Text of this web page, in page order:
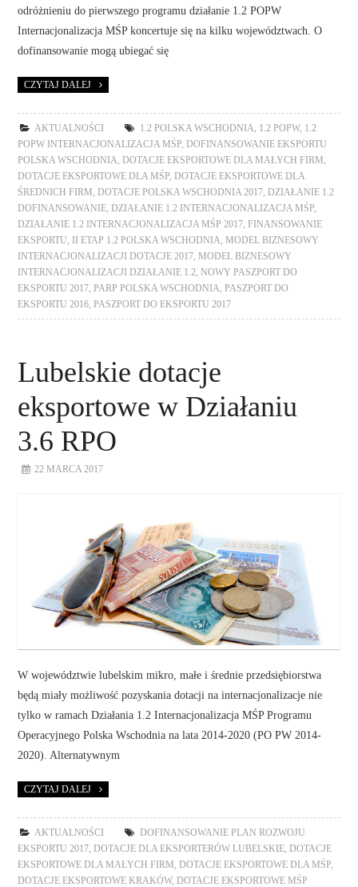
odróżnieniu do pierwszego programu działanie 1.2 POPW
Internacjonalizacja MŚP koncertuje się na kilku województwach. O
dofinansowanie mogą ubiegać się
CZYTAJ DALEJ
AKTUALNOŚCI 1.2 POLSKA WSCHODNIA 1.2 POPW, 1.2
POPW INTERNACJONALIZACJA MŚP ,DOFINANSOWANIE EKSPORTU
POLSKA WSCHODNIA ,DOTACJE EKSPORTOWE DLA MAŁYCH FIRM
DOTACJE EKSPORTOWE DLA MŚP ,DOTACJE EKSPORTOWE DLA
ŚREDNICH FIRM ,DOTACJE POLSKA WSCHODNIA 2017 ,DZIAŁANIE 1.2
DOFINANSOWANIE ,DZIAŁANIE 1.2 INTERNACJONALIZACJA MŚP
DZIAŁANIE 1.2 INTERNACJONALIZACJA MŚP 2017 ,FINANSOWANIE
EKSPORTU
II ETAP 1.2 POLSKA WSCHODNIA ,MODEL BIZNESOWY
INTERNACJONALIZACJI DOTACJE 2017 ,MODEL BIZNESOWY
INTERNACJONALIZACJI DZIAŁANIE 1.2 ,NOWY PASZPORT DO
EKSPORTU 2017 ,PARP POLSKA WSCHODNIA ,PASZPORT DO
EKSPORTU 2016 ,PASZPORT DO EKSPORTU 2017
Lubelskie dotacje
eksportowe w Działaniu
3.6 RPO
22 MARCA 2017
W województwie lubelskim mikro, małe i średnie przedsiębiorstwa
będą miały możliwość pozyskania dotacji na internacjonalizacje nie
tylko w ramach Działania 1.2 Internacjonalizacja MŚP Programu
Operacyjnego Polska Wschodnia na lata 2014-2020 (PO PW 2014-
2020). Alternatywnym
CZYTAJ DALEJ
AKTUALNOŚCI
DOFINANSOWANIE PLAN ROZWOJU
EKSPORTU 2017 ,DOTACJE DLA EKSPORTERÓW LUBELSKIE ,DOTACJE
EKSPORTOWE DLA MAŁYCH FIRM ,DOTACJE EKSPORTOWE DLA MŚP
DOTACJE EKSPORTOWE KRAKÓW,DOTACJE EKSPORTOWE MŚP